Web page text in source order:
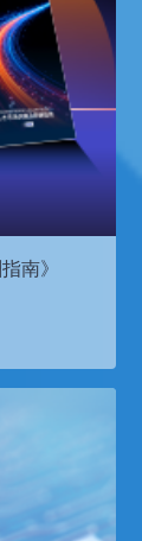
南》